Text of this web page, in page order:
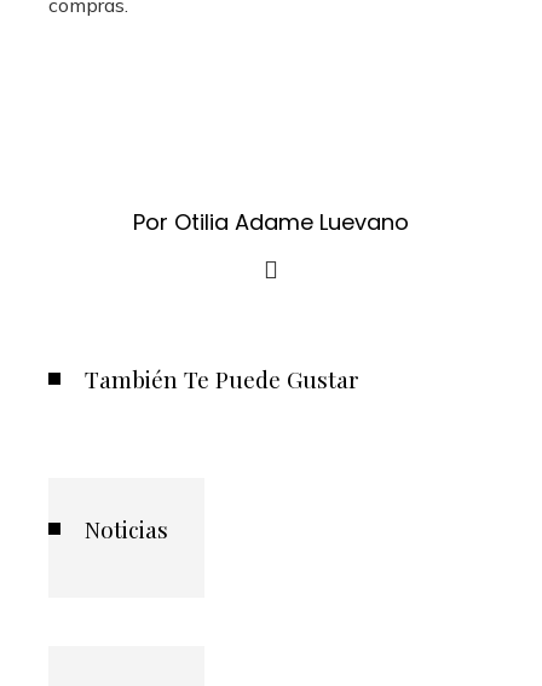
compras.
Por Otilia Adame Luevano
También Te Puede Gustar
Noticias